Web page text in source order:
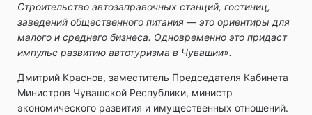
Строительство автозаправочных станций, гостиниц,
заведений общественного питания — это ориентиры для
малого и среднего бизнеса. Одновременно это придаст
импульс развитию автотуризма в Чувашии».
Дмитрий Краснов, заместитель Председателя Кабинета
Министров Чувашской Республики, министр
экономического развития и имущественных отношений.